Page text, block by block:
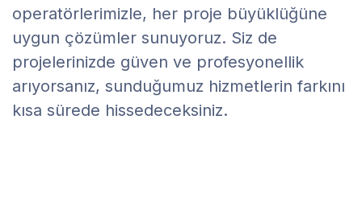
operatörlerimizle, her proje büyüklüğüne
uygun çözümler sunuyoruz. Siz de
projelerinizde güven ve profesyonellik
arıyorsanız, sunduğumuz hizmetlerin farkını
kısa sürede hissedeceksiniz.